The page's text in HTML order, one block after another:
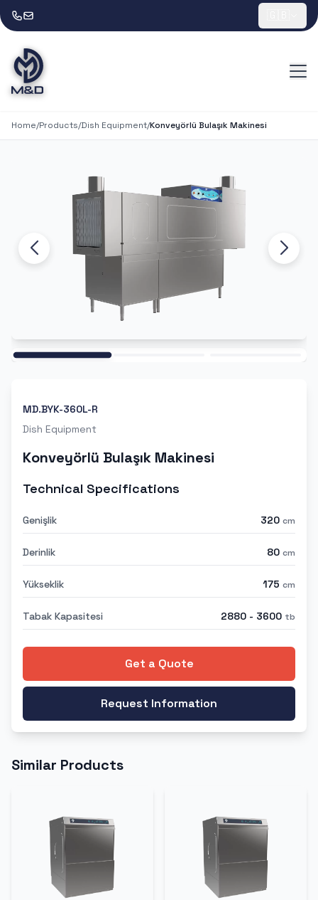
Home/Products/Dish Equipment/Konveyörlü Bulaşık Makinesi
MD.BYK-360L-R
Dish Equipment
Konveyörlü Bulaşık Makinesi
Technical Specifications
Genişlik 320 cm
Derinlik 80 cm
Yükseklik 175 cm
Tabak Kapasitesi 2880 - 3600 tb
Get a Quote
Request Information
Similar Products